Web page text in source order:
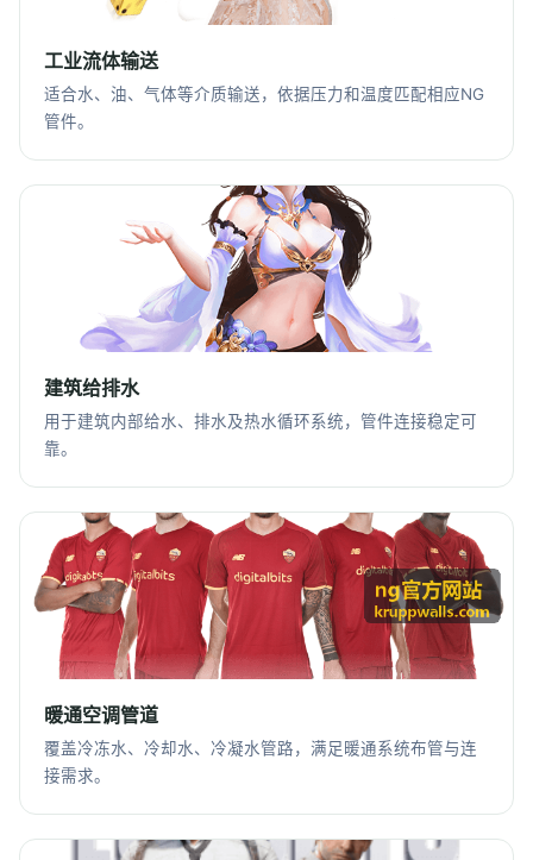
工业流体输送
适合水、油、气体等介质输送，依据压力和温度匹配相应NG
管件。
建筑给排水
用于建筑内部给水、排水及热水循环系统，管件连接稳定可
靠。
暖通空调管道
覆盖冷冻水、冷却水、冷凝水管路，满足暖通系统布管与连
接需求。